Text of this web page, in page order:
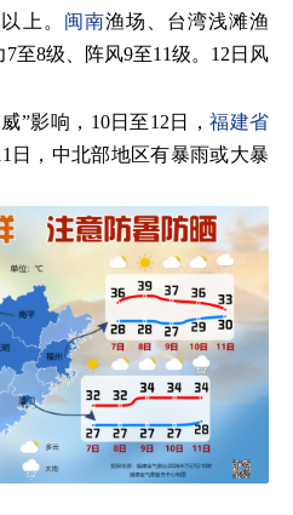
上。 闽南渔场、台湾浅滩渔
至8级、阵风9至11级。12日风
”影响，10日至12日，福建省
日，中北部地区有暴雨或大暴